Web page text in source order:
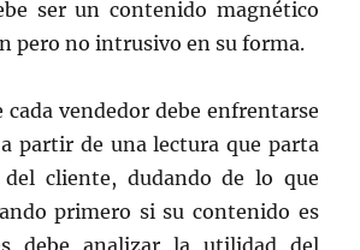
ser un contenido magnético
pero no intrusivo en su forma.
cada vendedor debe enfrentarse
partir de una lectura que parta
cliente, dudando de lo que
primero si su contenido es